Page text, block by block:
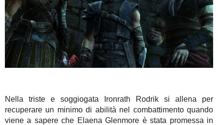
Nella triste e soggiogata Ironrath Rodrik si allena per
recuperare un minimo di abilità nel combattimento quando
viene a sapere che Elaena Glenmore è stata promessa in